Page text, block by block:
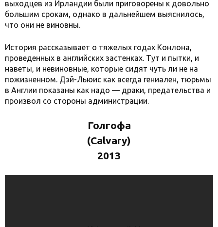
выходцев из Ирландии были приговорены к довольно
большим срокам, однако в дальнейшем выяснилось,
что они не виновны.
История рассказывает о тяжелых годах Конлона,
проведенных в английских застенках. Тут и пытки, и
наветы, и невиновные, которые сидят чуть ли не на
пожизненном. Дэй-Льюис как всегда гениален, тюрьмы
в Англии показаны как надо — драки, предательства и
произвол со стороны администрации.
Голгофа
(Calvary)
2013